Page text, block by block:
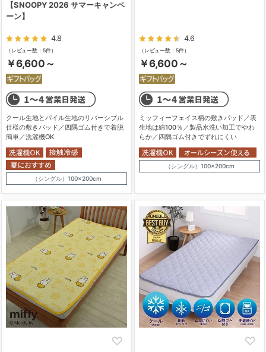
【SNOOPY 2026 サマーキャンペ
ーン】
4.8
（レビュー数：5件）
￥6,600～
クール生地とパイル生地のリバーシブル
仕様の敷きパッド／四隅ゴム付きで着脱
簡単／洗濯機OK
（シングル）100×200cm
4.6
（レビュー数：5件）
￥6,600～
ミッフィーフェイス柄の敷きパッド／表
生地は綿100％／製品水洗い加工でやわ
らか／四隅ゴム付きでずれにくい
（シングル）100×200cm